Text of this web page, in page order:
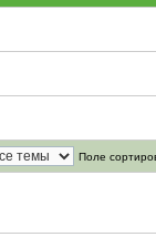
Поле